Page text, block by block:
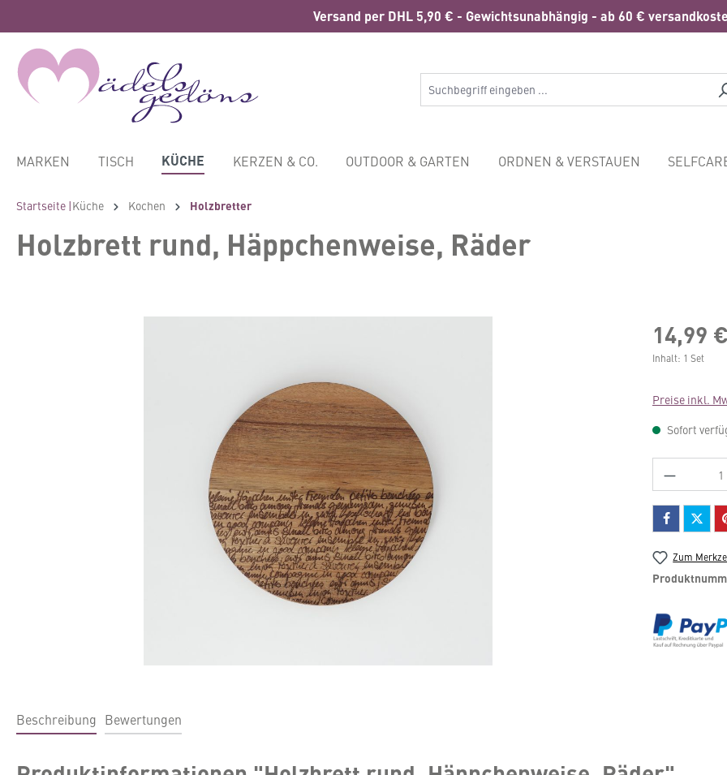
Versand per DHL 5,90 € - Gewichtsunabhängig - ab 60 €
MARKEN TISCH KÜCHE KERZEN & CO. OUTDOOR & GARTEN ORDNEN & VERSTAUEN
Startseite |Küche Kochen Holzbretter
Holzbrett rund, Häppchenweise, Räder
14,99
Inhalt: 1 Set
Preise inkl.
Sofort
Zum
Beschreibung Bewertungen